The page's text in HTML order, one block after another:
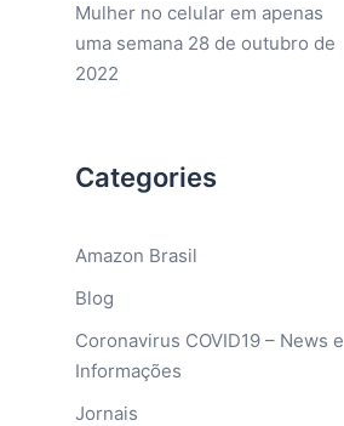
Mulher no celular em apenas
uma semana 28 de outubro de
2022
Categories
Amazon Brasil
Blog
Coronavirus COVID19 – News e
Informações
Jornais